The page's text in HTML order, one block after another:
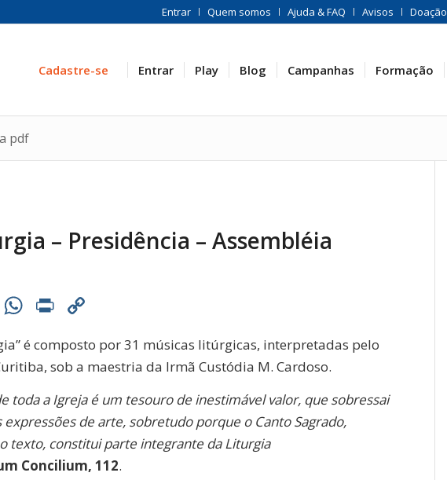
Entrar Quem somos Ajuda & FAQ Avisos Doação
Cadastre-se Entrar Play Blog Campanhas Formação
pdf
– Presidência – Assembléia
Pinterest
WhatsApp
Print
é composto por 31 músicas litúrgicas, interpretadas pelo
sob a maestria da Irmã Custódia M. Cardoso.
toda a Igreja é um tesouro de inestimável valor, que sobressai
de arte, sobretudo porque o Canto Sagrado,
texto, constitui parte integrante da Liturgia
Concilium, 112.